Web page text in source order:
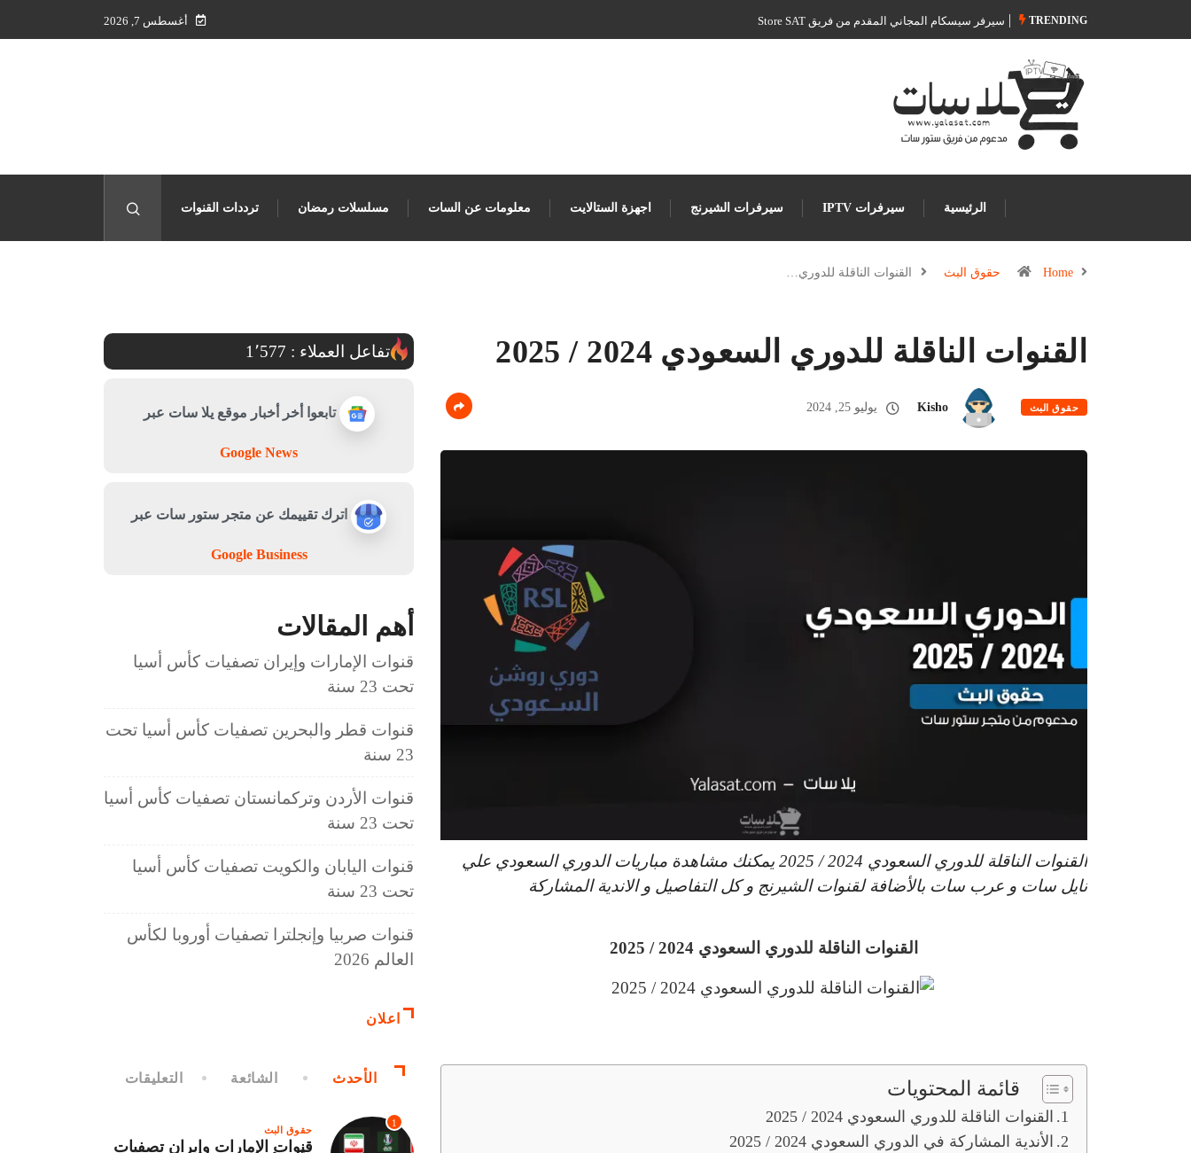
TRENDING سيرفر سيسكام المجاني المقدم من فريق Store SAT أغسطس 7, 2026
الرئيسية سيرفرات IPTV سيرفرات الشيرنج اجهزة الستالايت معلومات عن السات مسلسلات رمضان ترددات القنوات
Home حقوق البث القنوات الناقلة للدوري…
القنوات الناقلة للدوري السعودي 2024 / 2025
حقوق البث Kisho يوليو 25, 2024
القنوات الناقلة للدوري السعودي 2024 / 2025 يمكنك مشاهدة مباريات الدوري السعودي علي
نايل سات و عرب سات بالأضافة لقنوات الشيرنج و كل التفاصيل و الاندية المشاركة
القنوات الناقلة للدوري السعودي 2024 / 2025
قائمة المحتويات
القنوات الناقلة للدوري السعودي 2024 / 2025
الأندية المشاركة في الدوري السعودي 2024 / 2025
تفاعل العملاء : 1٬577
تابعوا أخر أخبار موقع يلا سات عبر
Google News
اترك تقييمك عن متجر ستور سات عبر
Google Business
أهم المقالات
قنوات الإمارات وإيران تصفيات كأس أسيا
تحت 23 سنة
قنوات قطر والبحرين تصفيات كأس أسيا تحت
23 سنة
قنوات الأردن وتركمانستان تصفيات كأس أسيا
تحت 23 سنة
قنوات اليابان والكويت تصفيات كأس أسيا
تحت 23 سنة
قنوات صربيا وإنجلترا تصفيات أوروبا لكأس
العالم 2026
اعلان
الأحدث الشائعة التعليقات
1
حقوق البث
قنوات الإمارات وإيران تصفيات